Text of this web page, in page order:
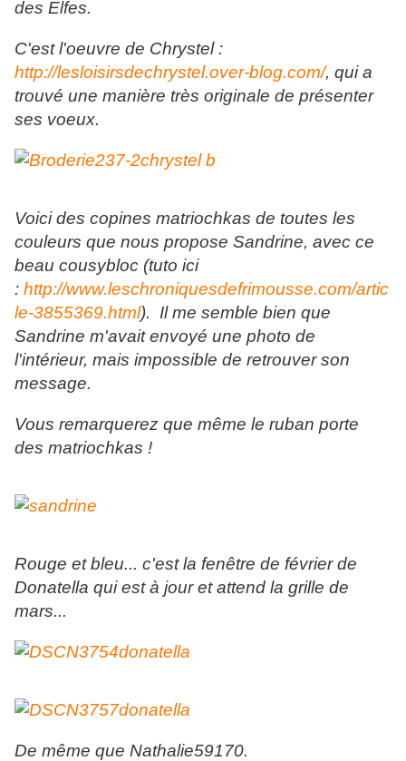
des Elfes.
C'est l'oeuvre de Chrystel :
http://lesloisirsdechrystel.over-blog.com/, qui a
trouvé une manière très originale de présenter
ses voeux.
Voici des copines matriochkas de toutes les
couleurs que nous propose Sandrine, avec ce
beau cousybloc (tuto ici
: http://www.leschroniquesdefrimousse.com/artic
le-3855369.html). Il me semble bien que
Sandrine m'avait envoyé une photo de
l'intérieur, mais impossible de retrouver son
message.
Vous remarquerez que même le ruban porte
des matriochkas !
Rouge et bleu... c'est la fenêtre de février de
Donatella qui est à jour et attend la grille de
mars...
De même que Nathalie59170.